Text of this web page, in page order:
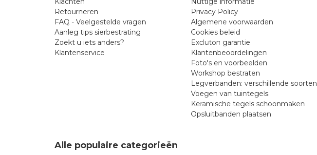
Retourneren
FAQ - Veelgestelde vragen
Aanleg tips sierbestrating
Zoekt u iets anders?
Klantenservice
Privacy Policy
Algemene voorwaarden
Cookies beleid
Excluton garantie
Klantenbeoordelingen
Foto's en voorbeelden
Workshop bestraten
Legverbanden: verschillende soorten
Voegen van tuintegels
Keramische tegels schoonmaken
Opsluitbanden plaatsen
Alle populaire categorieën